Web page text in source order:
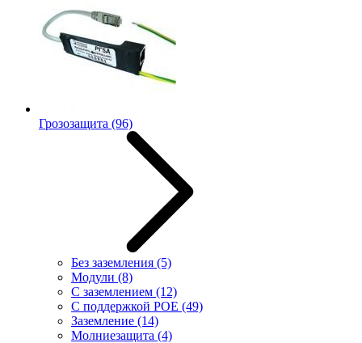
Грозозащита (96)
Без заземления (5)
Модули (8)
С заземлением (12)
С поддержкой POE (49)
Заземление (14)
Молниезащита (4)